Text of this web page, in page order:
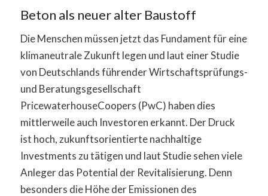
Beton als neuer alter Baustoff
Die Menschen müssen jetzt das Fundament für eine
klimaneutrale Zukunft legen und laut einer Studie
von Deutschlands führender Wirtschaftsprüfungs-
und Beratungsgesellschaft
PricewaterhouseCoopers (PwC) haben dies
mittlerweile auch Investoren erkannt. Der Druck
ist hoch, zukunftsorientierte nachhaltige
Investments zu tätigen und laut Studie sehen viele
Anleger das Potential der Revitalisierung. Denn
besonders die Höhe der Emissionen des